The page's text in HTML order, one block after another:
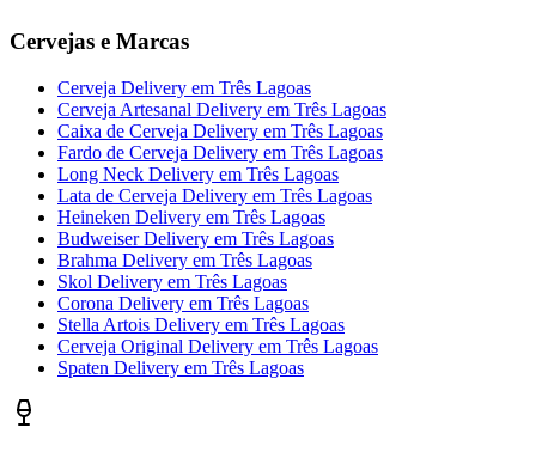
Cervejas e Marcas
Cerveja Delivery em Três Lagoas
Cerveja Artesanal Delivery em Três Lagoas
Caixa de Cerveja Delivery em Três Lagoas
Fardo de Cerveja Delivery em Três Lagoas
Long Neck Delivery em Três Lagoas
Lata de Cerveja Delivery em Três Lagoas
Heineken Delivery em Três Lagoas
Budweiser Delivery em Três Lagoas
Brahma Delivery em Três Lagoas
Skol Delivery em Três Lagoas
Corona Delivery em Três Lagoas
Stella Artois Delivery em Três Lagoas
Cerveja Original Delivery em Três Lagoas
Spaten Delivery em Três Lagoas